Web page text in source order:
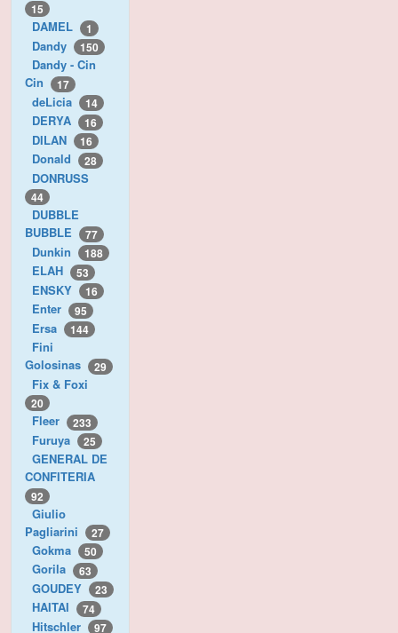
15
DAMEL 1
Dandy 150
Dandy - Cin
Cin
17
deLicia 14
DERYA 16
DILAN 16
Donald 28
DONRUSS
44
DUBBLE
BUBBLE
77
Dunkin 188
ELAH 53
ENSKY 16
Enter 95
Ersa 144
Fini
Golosinas
29
Fix & Foxi
20
Fleer 233
Furuya 25
GENERAL DE
CONFITERIA
92
Giulio
Pagliarini
27
Gokma 50
Gorila 63
GOUDEY 23
HAITAI 74
Hitschler 97